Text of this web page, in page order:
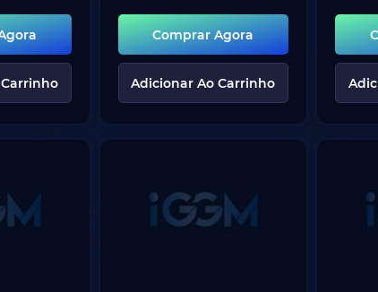
Comprar Agora
Adicionar Ao Carrinho